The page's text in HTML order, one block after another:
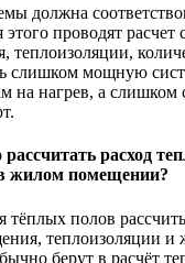
должна
проводят расчет
теплоизоляции,
слишком мощную
на нагрев, а слишком
расход
жилом помещении?
тёплых полов
теплоизоляции и
берут в расчёт